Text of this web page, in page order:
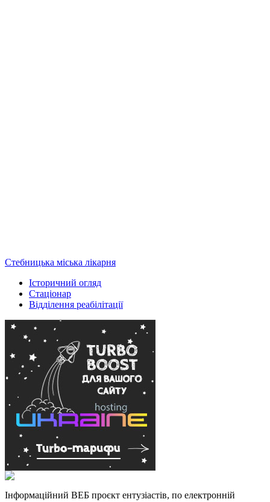
Стебницька міська лікарня
Історичний огляд
Стаціонар
Відділення реабілітації
Інформаційний ВЕБ проєкт ентузіастів, по електронній